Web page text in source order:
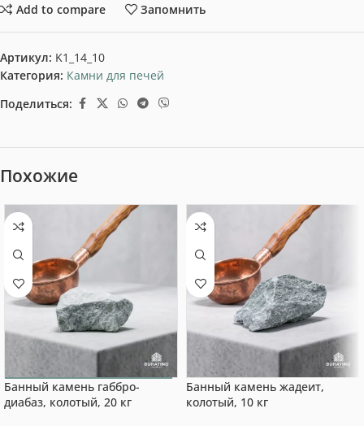
Add to compare Запомнить
Артикул: K1_14_10
Категория: Камни для печей
Поделиться:
Похожие
Выбор покупателя
Банный камень габбро-
диабаз, колотый, 20 кг
Банный камень жадеит,
колотый, 10 кг